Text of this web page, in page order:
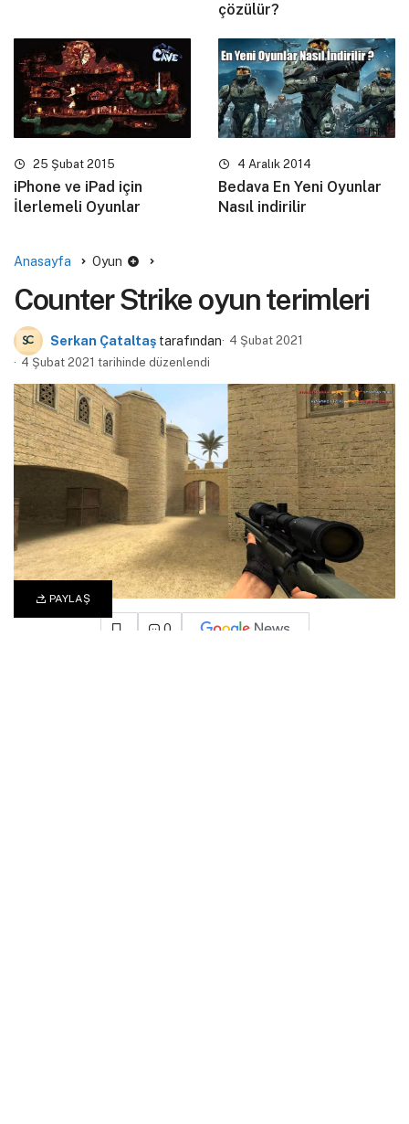
PAYLAŞ
çözülür?
25 Şubat 2015
iPhone ve iPad için
İlerlemeli Oyunlar
4 Aralık 2014
Bedava En Yeni Oyunlar
Nasıl indirilir
Anasayfa Oyun
Counter Strike oyun terimleri
Serkan Çataltaş tarafından
4 Şubat 2021
4 Şubat 2021 tarihinde düzenlendi
0